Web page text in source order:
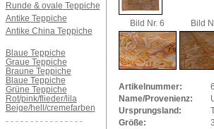
Runde & ovale Teppiche
Antike Teppiche
Antike China Teppiche
Blaue Teppiche
Graue Teppiche
Braune Teppiche
Blaue Teppiche
Grüne Teppiche
Rot/pink/flieder/lila
Beige/hell/cremefarben
Bild Nr. 6 Bild
Artikelnummer:
Name/Provenienz:
Ursprungsland:
Größe: